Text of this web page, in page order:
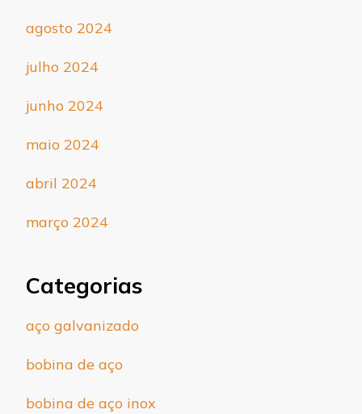
agosto 2024
julho 2024
junho 2024
maio 2024
abril 2024
março 2024
Categorias
aço galvanizado
bobina de aço
bobina de aço inox